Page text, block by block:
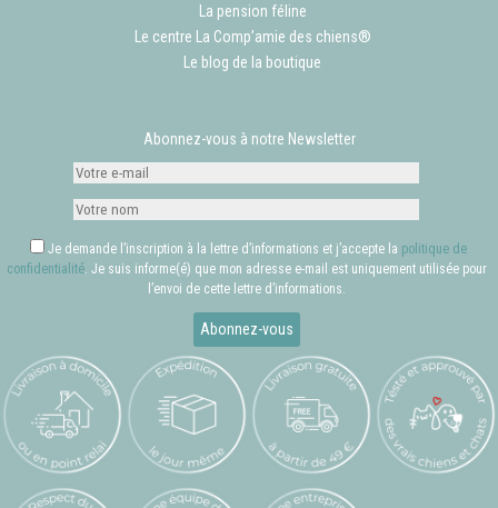
La pension féline
Le centre La Comp’amie des chiens®
Le blog de la boutique
Abonnez-vous à notre Newsletter
Je demande l’inscription à la lettre d’informations et j’accepte la politique de
confidentialité. Je suis informe(é) que mon adresse e-mail est uniquement utilisée pour
l’envoi de cette lettre d’informations.